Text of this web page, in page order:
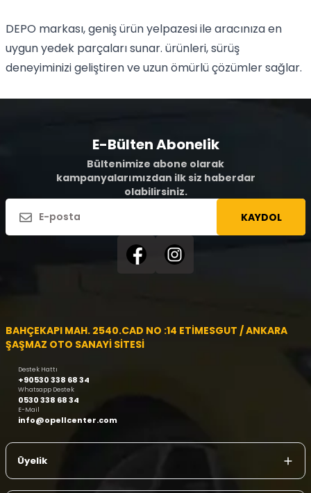
DEPO markası, geniş ürün yelpazesi ile aracınıza en
uygun yedek parçaları sunar. ürünleri, sürüş
deneyiminizi geliştiren ve uzun ömürlü çözümler sağlar.
E-Bülten Abonelik
Bültenimize abone olarak
kampanyalarımızdan ilk siz haberdar
olabilirsiniz.
KAYDOL
BAHÇEKAPI MAH. 2540.CAD NO :14 ETİMESGUT / ANKARA
ŞAŞMAZ OTO SANAYİ SİTESİ
Destek Hattı
+90530 338 68 34
Whatsapp Destek
0530 338 68 34
E-Mail
info@opellcenter.com
Üyelik